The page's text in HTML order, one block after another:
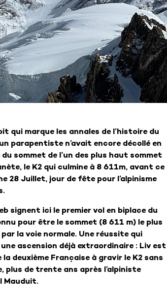
qui marque les annales de l’histoire du
parapentiste n’avait encore décollé en
sommet de l’un des plus haut sommet
le K2 qui culmine à 8 611m, avant ce
28 Juillet, jour de fête pour l’alpinisme
signent ici le premier vol en biplace du
pour être le sommet (8 611 m) le plus
la voie normale. Une réussite qui
une ascension déjà extraordinaire : Liv est
la deuxième Française à gravir le K2 sans
plus de trente ans après l’alpiniste
Mauduit.